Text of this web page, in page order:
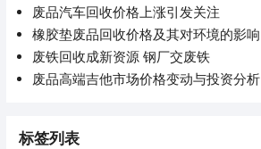
废品汽车回收价格上涨引发关注
橡胶垫废品回收价格及其对环境的影响
废铁回收成新资源 钢厂交废铁
废品高端吉他市场价格变动与投资分析
标签列表